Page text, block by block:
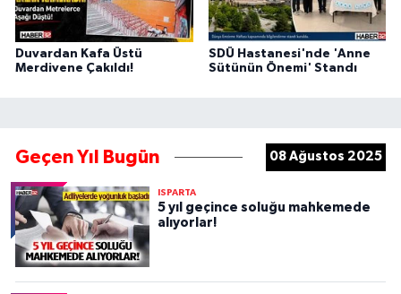
Duvardan Kafa Üstü
Merdivene Çakıldı!
SDÜ Hastanesi'nde 'Anne
Sütünün Önemi' Standı
Geçen Yıl Bugün 08 Ağustos 2025
ISPARTA
5 yıl geçince soluğu mahkemede
alıyorlar!